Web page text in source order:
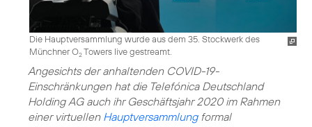
Die Hauptversammlung wurde aus dem 35. Stockwerk des
Münchner O2Towers live gestreamt.
Angesichts der anhaltenden COVID-19-
Einschränkungen hat die Telefónica Deutschland
Holding AG auch ihr Geschäftsjahr 2020 im Rahmen
einer virtuellen Hauptversammlungformal